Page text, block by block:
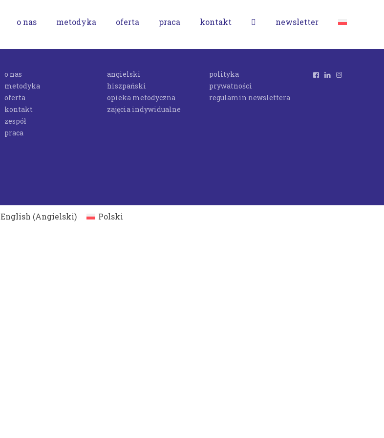
o nas metodyka oferta praca kontakt newsletter
o nas
metodyka
oferta
kontakt
zespół
praca
angielski
hiszpański
opieka metodyczna
zajęcia indywidualne
polityka
prywatności
regulamin newslettera
English (Angielski) Polski